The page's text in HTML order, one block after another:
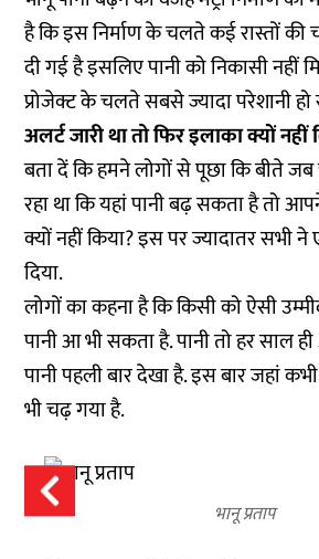
है कि इस निर्माण के चलते कई रास्तों
दी गई है इसलिए पानी को निकासी नहीं
प्रोजेक्ट के चलते सबसे ज्यादा परेशानी हो
अलर्ट जारी था तो फिर इलाका क्यों
बता दें कि हमने लोगों से पूछा कि बीते जब
रहा था कि यहां पानी बढ़ सकता है तो
क्यों नहीं किया? इस पर ज्यादातर सभी
दिया.
लोगों का कहना है कि किसी को ऐसी
पानी आ भी सकता है. पानी तो हर साल
पानी पहली बार देखा है. इस बार जहां
भी चढ़ गया है.
भानू प्रताप